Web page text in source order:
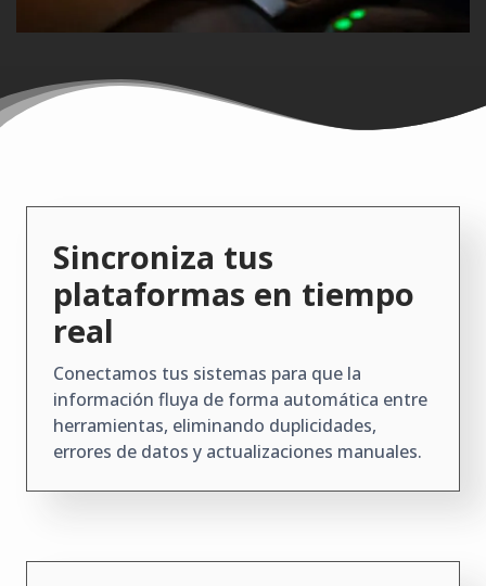
Sincroniza tus
plataformas en tiempo
real
Conectamos tus sistemas para que la
información fluya de forma automática entre
herramientas, eliminando duplicidades,
errores de datos y actualizaciones manuales.